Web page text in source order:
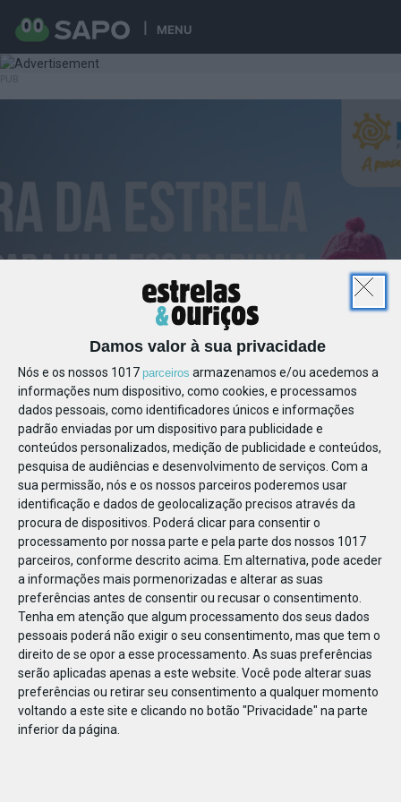
Damos valor à sua privacidade
Nós e os nossos 1017 parceiros armazenamos e/ou acedemos a
informações num dispositivo, como cookies, e processamos
dados pessoais, como identificadores únicos e informações
padrão enviadas por um dispositivo para publicidade e
conteúdos personalizados, medição de publicidade e conteúdos,
pesquisa de audiências e desenvolvimento de serviços. Com a
sua permissão, nós e os nossos parceiros poderemos usar
identificação e dados de geolocalização precisos através da
procura de dispositivos. Poderá clicar para consentir o
processamento por nossa parte e pela parte dos nossos 1017
parceiros, conforme descrito acima. Em alternativa, pode aceder
a informações mais pormenorizadas e alterar as suas
preferências antes de consentir ou recusar o consentimento.
Tenha em atenção que algum processamento dos seus dados
pessoais poderá não exigir o seu consentimento, mas que tem o
direito de se opor a esse processamento. As suas preferências
serão aplicadas apenas a este website. Você pode alterar suas
preferências ou retirar seu consentimento a qualquer momento
voltando a este site e clicando no botão "Privacidade" na parte
inferior da página.
MENU
14
botão trio da serra1_Prancheta 1_Prancheta
1